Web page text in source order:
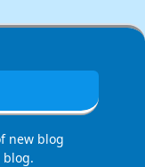
new blog